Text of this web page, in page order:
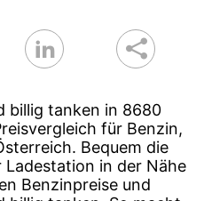
billig tanken in 8680
für Benzin,
Bequem die
in der Nähe
Benzinpreise und